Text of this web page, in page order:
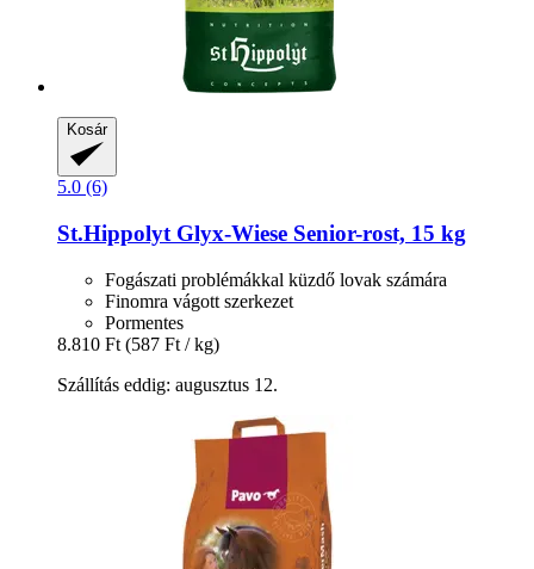
Kosár
5.0 (6)
St.Hippolyt Glyx-​Wiese Senior-​rost, 15 kg
Fogászati problémákkal küzdő lovak számára
Finomra vágott szerkezet
Pormentes
8.810 Ft (587 Ft / kg)
Szállítás eddig: augusztus 12.